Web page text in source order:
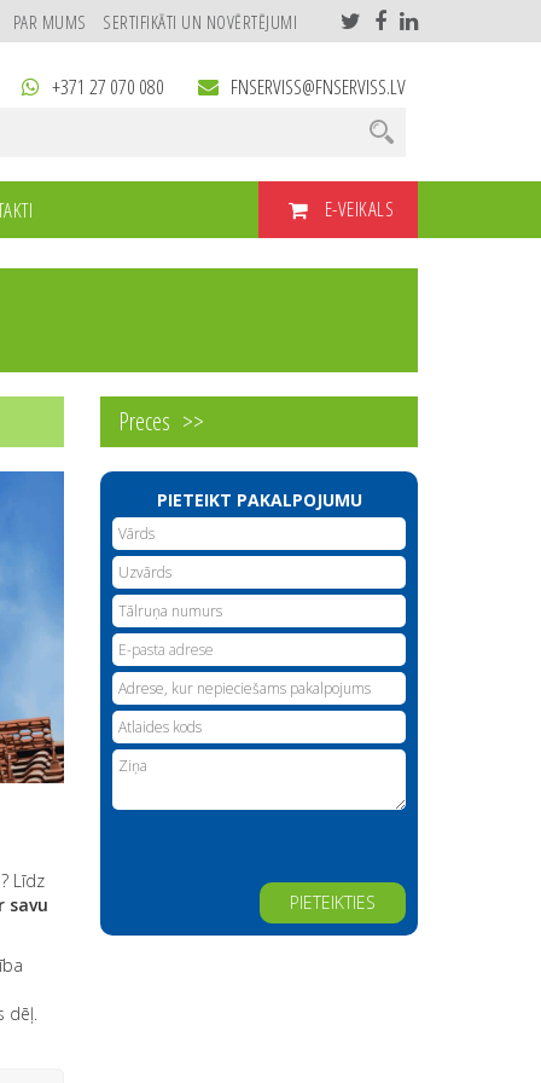
PAR MUMS SERTIFIKĀTI UN NOVĒRTĒJUMI
+371 27 070 080 FNSERVISS@FNSERVISS.LV
E-VEIKALS
Preces
Līdz
savu
dēļ.
PIETEIKT PAKALPOJUMU
Alternative: